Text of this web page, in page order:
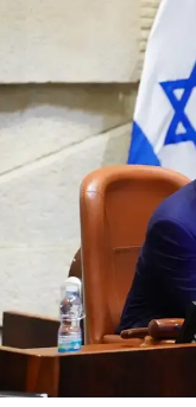
במליאה / אתר רשמי,